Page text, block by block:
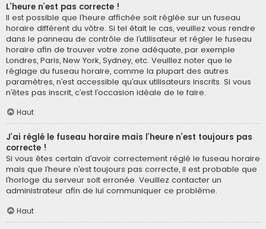
L’heure n’est pas correcte !
Il est possible que l’heure affichée soit réglée sur un fuseau
horaire différent du vôtre. Si tel était le cas, veuillez vous rendre
dans le panneau de contrôle de l’utilisateur et régler le fuseau
horaire afin de trouver votre zone adéquate, par exemple
Londres, Paris, New York, Sydney, etc. Veuillez noter que le
réglage du fuseau horaire, comme la plupart des autres
paramètres, n’est accessible qu’aux utilisateurs inscrits. Si vous
n’êtes pas inscrit, c’est l’occasion idéale de le faire.
Haut
J’ai réglé le fuseau horaire mais l’heure n’est toujours pas
correcte !
Si vous êtes certain d’avoir correctement réglé le fuseau horaire
mais que l’heure n’est toujours pas correcte, il est probable que
l’horloge du serveur soit erronée. Veuillez contacter un
administrateur afin de lui communiquer ce problème.
Haut